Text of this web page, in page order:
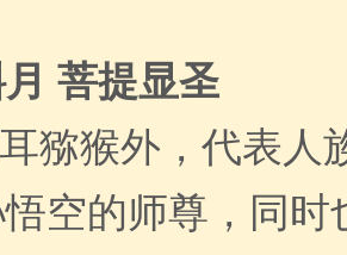
菩提显圣
猕猴外，代表人
空的师尊，同时